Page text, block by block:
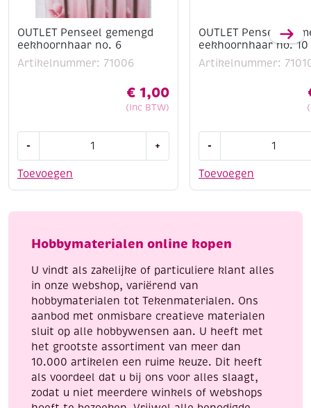
OUTLET Penseel gemengd
eekhoornhaar no. 6
Artikelnummer: 71006
€ 1,00
(Inc BTW)
Toevoegen
-
gemengd
6
+
OUTLET Penseel
eekhoornhaar no. 10
Artikelnummer:
Toevoegen
-
gemengd
10
Hobbymaterialen online kopen
U vindt als zakelijke of particuliere klant alles
in onze webshop, variërend van
hobbymaterialen tot Tekenmaterialen. Ons
aanbod met onmisbare creatieve materialen
sluit op alle hobbywensen aan. U heeft met
het grootste assortiment van meer dan
10.000 artikelen een ruime keuze. Dit heeft
als voordeel dat u bij ons voor alles slaagt,
zodat u niet meerdere winkels of webshops